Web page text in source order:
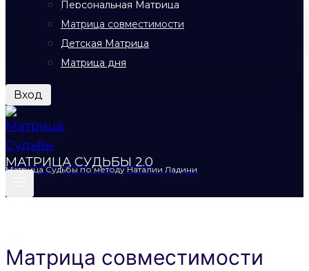
Персональная Матрица
Матрица совместимости
Детская Матрица
Матрица дня
Вход
МАТРИЦА СУДЬБЫ 2.0
Матрица Судьбы по методу Наталии Ладини
Матрица совместимости